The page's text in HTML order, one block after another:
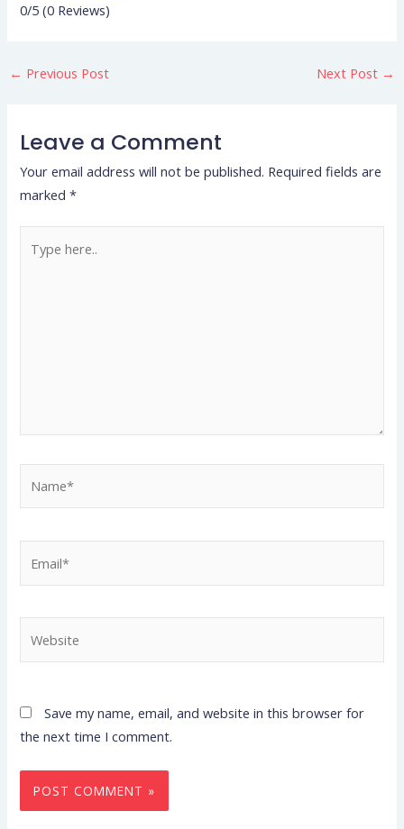
0/5(0 Reviews)
← Previous Post Next Post →
Leave a Comment
Your email address will not be published. Required fields are
marked*
here..
Save my name, email, and website in this browser for
the next time I comment.